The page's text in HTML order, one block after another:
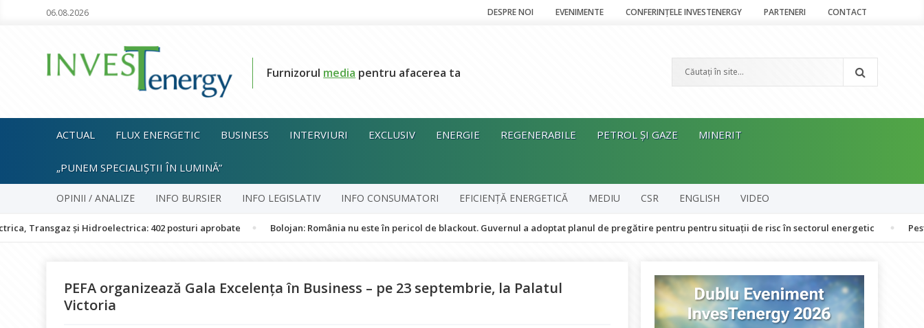
06.08.2026 DESPRE NOI EVENIMENTE CONFERINȚELE INVESTENERGY PARTENERI CONTACT
Furnizorul media pentru afacerea ta
ACTUAL FLUX ENERGETIC BUSINESS INTERVIURI EXCLUSIV ENERGIE REGENERABILE PETROL ȘI GAZE MINERIT
„PUNEM SPECIALIȘTII ÎN LUMINĂ”
OPINII / ANALIZE INFO BURSIER INFO LEGISLATIV INFO CONSUMATORI EFICIENȚĂ ENERGETICĂ MEDIU CSR ENGLISH VIDEO
și Hidroelectrica: 402 posturi aprobate Bolojan: România nu este în pericol de blackout. Guvernul a adoptat planul de pregătire pentru pentru situații de risc în sectorul energetic Peste 120 de
PEFA organizează Gala Excelența în Business – pe 23 septembrie, la Palatul
Victoria